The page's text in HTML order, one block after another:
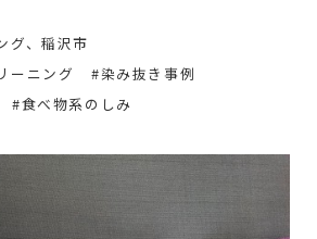
グ、稲沢市
ーニング
#染み抜き事例
#食べ物系のしみ